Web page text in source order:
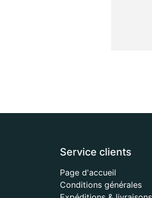
Service clients
Page d'accueil
Conditions générales